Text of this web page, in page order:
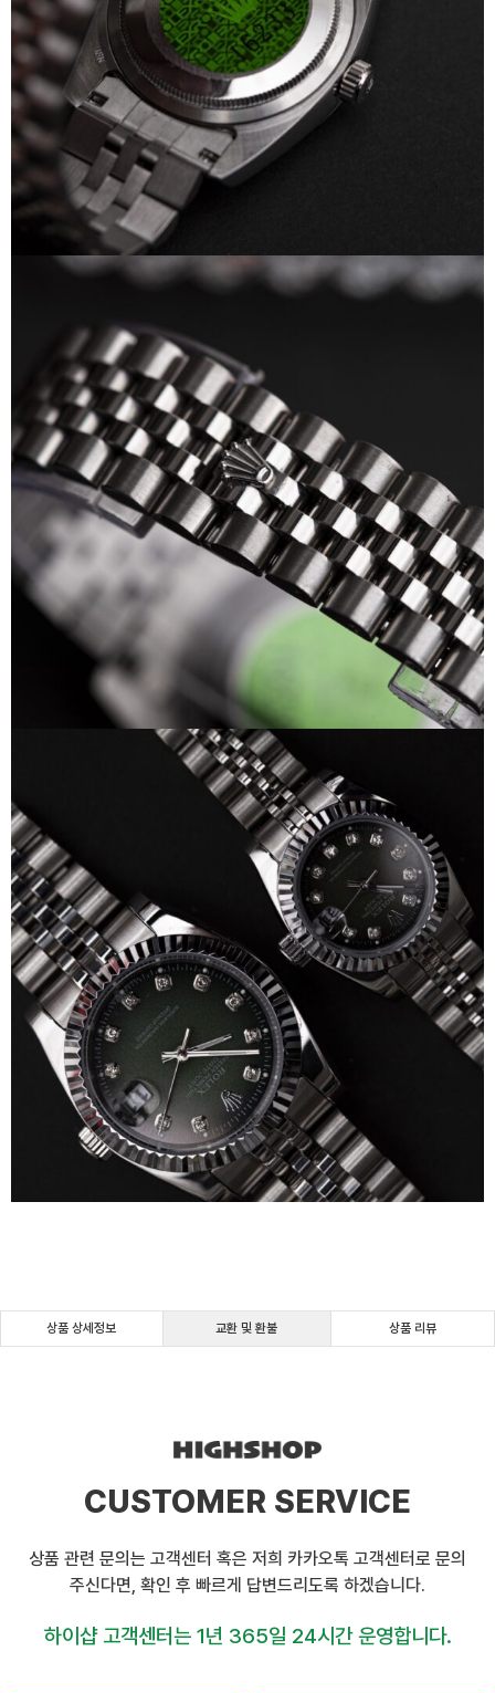
상품 상세정보 교환 및 환불 상품 리뷰
CUSTOMER SERVICE
상품 관련 문의는 고객센터 혹은 저희 카카오톡 고객센터로 문의
주신다면, 확인 후 빠르게 답변드리도록 하겠습니다.
하이샵 고객센터는 1년 365일 24시간 운영합니다.